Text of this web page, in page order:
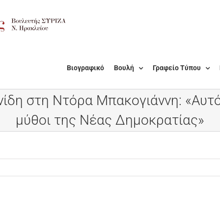
Βιογραφικό Βουλή Γραφείο Τύπου
στη Ντόρα Μπακογιάννη: «Αυτό
μύθοι της Νέας Δημοκρατίας»